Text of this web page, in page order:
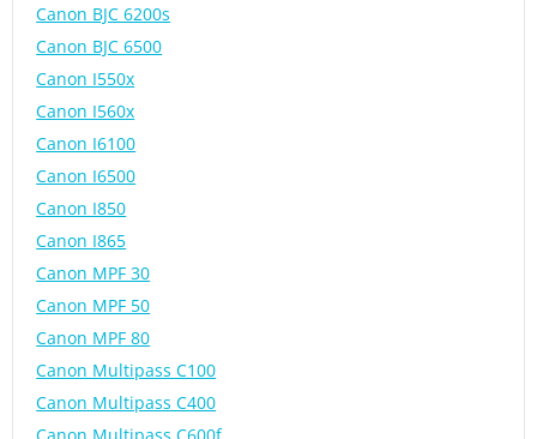
Canon BJC 6200s
Canon BJC 6500
Canon I550x
Canon I560x
Canon I6100
Canon I6500
Canon I850
Canon I865
Canon MPF 30
Canon MPF 50
Canon MPF 80
Canon Multipass C100
Canon Multipass C400